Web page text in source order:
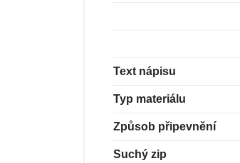
Text nápisu
Typ materiálu
Způsob připevnění
Suchý zip